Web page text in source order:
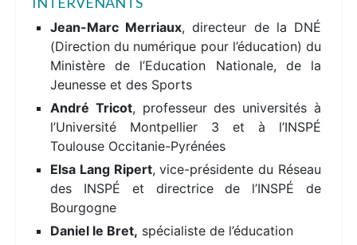
Jean-Marc Merriaux, directeur de la DNÉ
(Direction du numérique pour l’éducation) du
Ministère de l’Education Nationale, de la
Jeunesse et des Sports
André Tricot, professeur des universités à
l’Université Montpellier 3 et à l’INSPÉ
Toulouse Occitanie-Pyrénées
Elsa Lang Ripert, vice-présidente du Réseau
des INSPÉ et directrice de l’INSPÉ de
Bourgogne
Daniel le Bret, spécialiste de l’éducation